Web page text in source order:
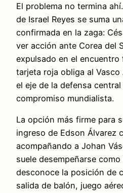
El problema no termina
de Israel Reyes se suma
confirmada en la zaga:
ver acción ante Corea del
expulsado en el encuentro
tarjeta roja obliga al
el eje de la defensa
compromiso mundialista.
La opción más firme para
ingreso de Edson Álvarez
acompañando a Johan
suele desempeñarse
desconoce la posición de
salida de balón, juego